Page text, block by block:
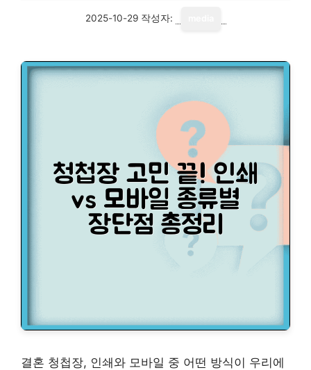
2025-10-29 작성자:
결혼 청첩장, 인쇄와 모바일 중 어떤 방식이 우리에